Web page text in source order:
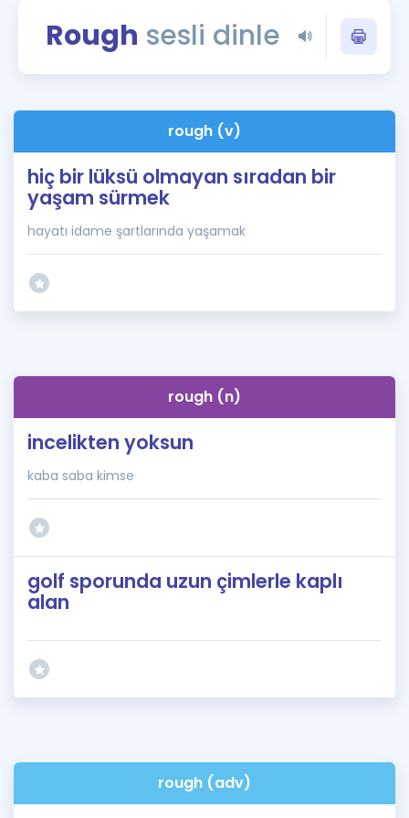
Rehberlik Aracı
Blog
Rough sesli dinle
rough (v)
hiç bir lüksü olmayan sıradan bir
yaşam sürmek
hayatı idame şartlarında yaşamak
rough (n)
incelikten yoksun
kaba saba kimse
golf sporunda uzun çimlerle kaplı
alan
rough (adv)